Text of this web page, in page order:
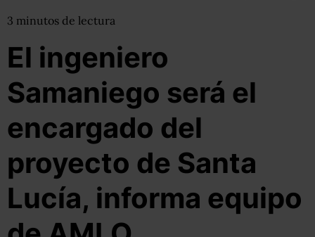
3 minutos de lectura
El ingeniero
Samaniego será el
encargado del
proyecto de Santa
Lucía, informa equipo